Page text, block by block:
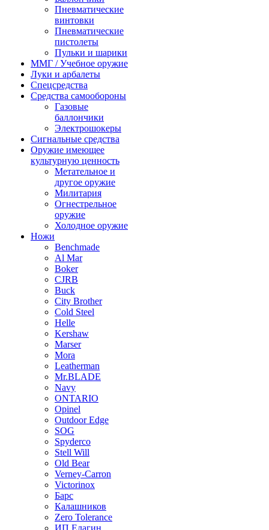
Пневматические
винтовки
Пневматические
пистолеты
Пульки и шарики
ММГ / Учебное оружие
Луки и арбалеты
Спецсредства
Средства самообороны
Газовые
баллончики
Электрошокеры
Сигнальные средства
Оружие имеющее
культурную ценность
Метательное и
другое оружие
Милитария
Огнестрельное
оружие
Холодное оружие
Ножи
Benchmade
Al Mar
Boker
CJRB
Buck
City Brother
Cold Steel
Helle
Kershaw
Marser
Mora
Leatherman
Mr.BLADE
Navy
ONTARIO
Opinel
Outdoor Edge
SOG
Spyderco
Stell Will
Old Bear
Verney-Carron
Victorinox
Барс
Калашников
Zero Tolerance
ИП Елагин